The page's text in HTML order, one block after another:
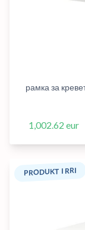
рамка за
1,002.62 eur
PRODUKT I RRI